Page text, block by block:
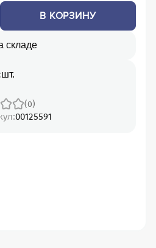
В КОРЗИНУ
складе
шт.
(0)
00125591